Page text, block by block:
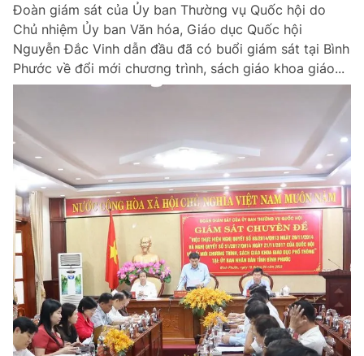
Đoàn giám sát của Ủy ban Thường vụ Quốc hội do
Chủ nhiệm Ủy ban Văn hóa, Giáo dục Quốc hội
Nguyễn Đắc Vinh dẫn đầu đã có buổi giám sát tại Bình
Phước về đổi mới chương trình, sách giáo khoa giáo...